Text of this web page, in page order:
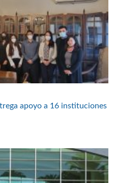
apoyo a 16 instituciones